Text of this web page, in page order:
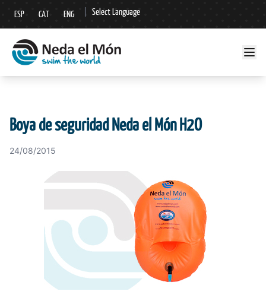
ESP CAT ENG Select Language
▼
Boya de seguridad Neda el Món H2O
24/08/2015